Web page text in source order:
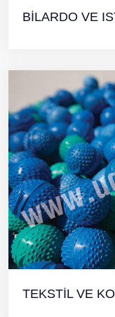
BİLARDO VE
TEKSTİL VE